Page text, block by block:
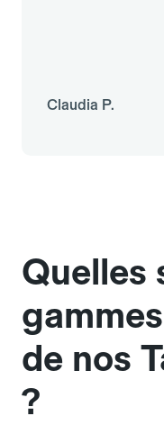
Claudia P.
Quelles
de nos
?